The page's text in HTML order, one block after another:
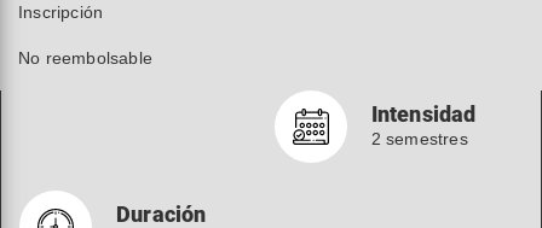
Inscripción
No reembolsable
Duración
Intensidad
2 semestres